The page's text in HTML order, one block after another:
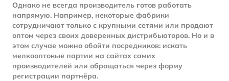
Однако не всегда производитель готов работать
напрямую. Например, некоторые фабрики
сотрудничают только с крупными сетями или продают
оптом через своих доверенных дистрибьюторов. Но и в
этом случае можно обойти посредников: искать
мелкооптовые партии на сайтах самих
производителей или обращаться через форму
регистрации партнёра.